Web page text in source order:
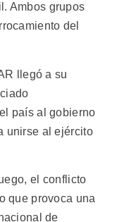
Ambos grupos
del
llegó a su
país al gobierno
unirse al ejército
el conflicto
que provoca una
de